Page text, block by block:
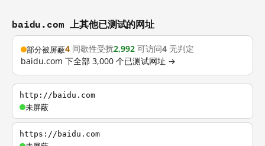
baidu.com 上其他已测试的网址
部分被屏蔽4 间歇性受扰2,992 可访问4 无判定
baidu.com 下全部 3,000 个已测试网址 →
http://baidu.com
未屏蔽
https://baidu.com